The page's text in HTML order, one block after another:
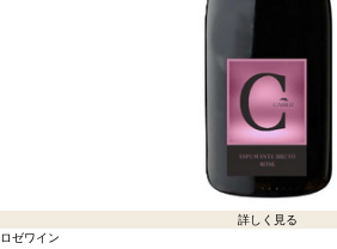
詳しく見る
ロゼワイン